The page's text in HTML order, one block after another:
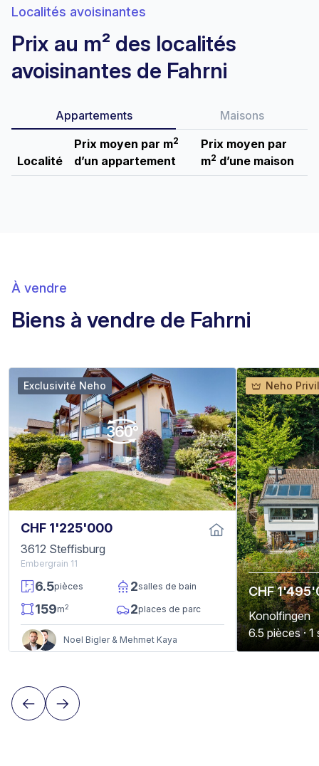
Localités avoisinantes
Prix au m² des localités
avoisinantes de Fahrni
Appartements Maisons
Localité
Prix moyen par m2
d’un appartement
Prix moyen par
m2 d’une maison
À vendre
Biens à vendre de Fahrni
CHF 1'225'000
3612 Steffisburg
Embergrain 11
6.5pièces 2salles de bain
159m2 2places de parc
Noel Bigler & Mehmet Kaya
Exclusivité Neho
CHF
Konolfingen
6.5 pièces · 1
Neho